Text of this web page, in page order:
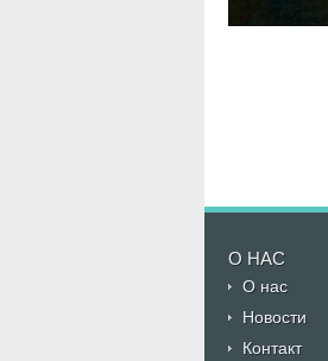
О НАС
О нас
Новости
Контакт